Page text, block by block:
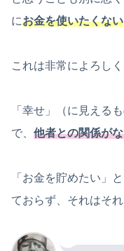
にお金を使いたくない
これは非常によろしく
「幸せ」（に見える
で、 他者との関係が
「お金を貯めたい」
ておらず、それはそ